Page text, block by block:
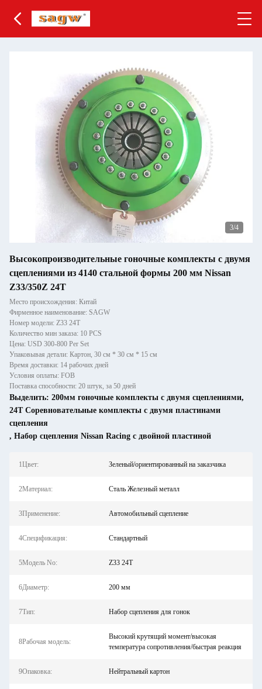
3/4
Высокопроизводительные гоночные комплекты с двумя
сцеплениями из 4140 стальной формы 200 мм Nissan
Z33/350Z 24T
Место происхождения: Китай
Фирменное наименование: SAGW
Номер модели: Z33 24T
Количество мин заказа: 10 PCS
Цена: USD 300-800 Per Set
Упаковывая детали: Картон, 30 см * 30 см * 15 см
Время доставки: 14 рабочих дней
Условия оплаты: FOB
Поставка способности: 20 штук, за 50 дней
Выделить: 200мм гоночные комплекты с двумя сцеплениями,
24T Соревновательные комплекты с двумя пластинами
сцепления
, Набор сцепления Nissan Racing с двойной пластиной
1Цвет: Зеленый/ориентированный на заказчика
2Материал: Сталь Железный металл
3Применение: Автомобильный сцепление
4Спецификация: Стандартный
5Модель No: Z33 24T
6Диаметр: 200 мм
7Тип: Набор сцепления для гонок
8Рабочая модель:
Высокий крутящий момент/высокая
температура сопротивления/быстрая реакция
9Опаковка: Нейтральный картон